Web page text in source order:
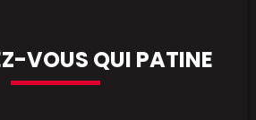
VOUS QUI PATINE